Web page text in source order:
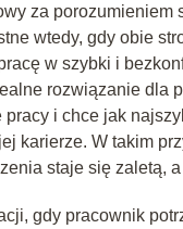
za porozumieniem
wtedy, gdy obie
w szybki i
rozwiązanie dla
pracy i chce jak
karierze. W takim
staje się zaletą,
gdy pracownik